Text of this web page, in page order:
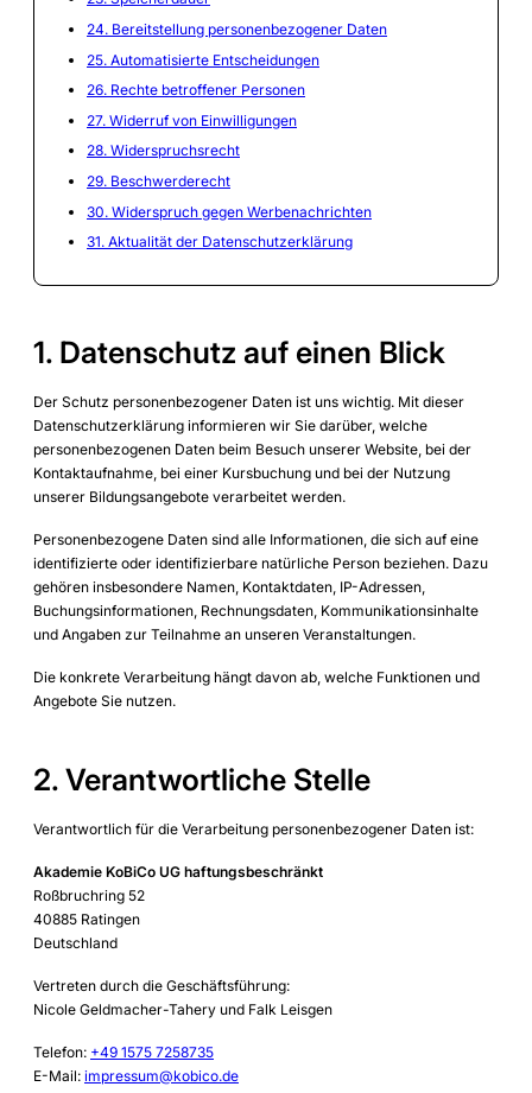
24. Bereitstellung personenbezogener Daten
25. Automatisierte Entscheidungen
26. Rechte betroffener Personen
27. Widerruf von Einwilligungen
28. Widerspruchsrecht
29. Beschwerderecht
30. Widerspruch gegen Werbenachrichten
31. Aktualität der Datenschutzerklärung
1. Datenschutz auf einen Blick
Der Schutz personenbezogener Daten ist uns wichtig. Mit dieser
Datenschutzerklärung informieren wir Sie darüber, welche
personenbezogenen Daten beim Besuch unserer Website, bei der
Kontaktaufnahme, bei einer Kursbuchung und bei der Nutzung
unserer Bildungsangebote verarbeitet werden.
Personenbezogene Daten sind alle Informationen, die sich auf eine
identifizierte oder identifizierbare natürliche Person beziehen. Dazu
gehören insbesondere Namen, Kontaktdaten, IP-Adressen,
Buchungsinformationen, Rechnungsdaten, Kommunikationsinhalte
und Angaben zur Teilnahme an unseren Veranstaltungen.
Die konkrete Verarbeitung hängt davon ab, welche Funktionen und
Angebote Sie nutzen.
2. Verantwortliche Stelle
Verantwortlich für die Verarbeitung personenbezogener Daten ist:
Akademie KoBiCo UG haftungsbeschränkt
Roßbruchring 52
40885 Ratingen
Deutschland
Vertreten durch die Geschäftsführung:
Nicole Geldmacher-Tahery und Falk Leisgen
Telefon: +49 1575 7258735
E-Mail: impressum@kobico.de